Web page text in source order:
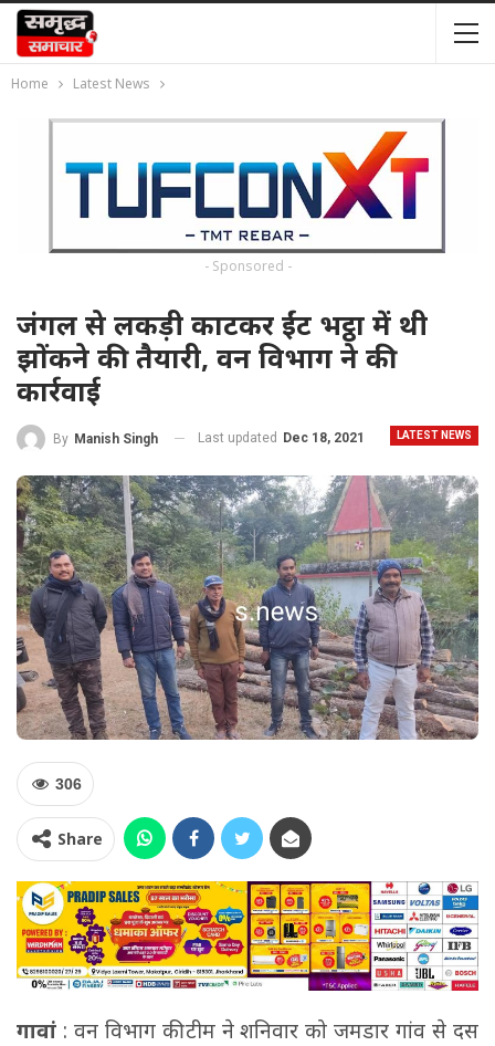
Home Latest News
- Sponsored -
जंगल से लकड़ी काटकर ईंट भट्ठा में थी
झोंकने की तैयारी, वन विभाग ने की
कार्रवाई
LATEST NEWS
By Manish Singh Last updated Dec 18, 2021
306
Share
गावां : वन विभाग की टीम ने शनिवार को जमडार गांव से दस